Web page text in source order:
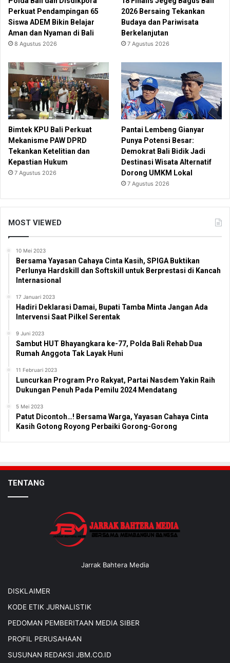
Perkuat Pendampingan 65
Siswa ADEM Bikin Belajar
Aman dan Nyaman di Bali
8 Agustus 2026
2026 Bersaing Tekankan
Budaya dan Pariwisata
Berkelanjutan
7 Agustus 2026
Bimtek KPU Bali Perkuat
Mekanisme PAW DPRD
Tekankan Ketelitian dan
Kepastian Hukum
7 Agustus 2026
Pantai Lembeng Gianyar
Punya Potensi Besar:
Demokrat Bali Bidik Jadi
Destinasi Wisata Alternatif
Dorong UMKM Lokal
7 Agustus 2026
MOST VIEWED
10 Mei 2023
Bersama Yayasan Cahaya Cinta Kasih, SPIGA Buktikan
Perlunya Hardskill dan Softskill untuk Berprestasi di Kancah
Internasional
17 Januari 2023
Hadiri Deklarasi Damai, Bupati Tamba Minta Jangan Ada
Intervensi Saat Pilkel Serentak
9 Juni 2023
Sambut HUT Bhayangkara ke-77, Polda Bali Rehab Dua
Rumah Anggota Tak Layak Huni
11 Februari 2023
Luncurkan Program Pro Rakyat, Partai Nasdem Yakin Raih
Dukungan Penuh Pada Pemilu 2024 Mendatang
5 Mei 2023
Patut Dicontoh…! Bersama Warga, Yayasan Cahaya Cinta
Kasih Gotong Royong Perbaiki Gorong-Gorong
TENTANG
Jarrak Bahtera Media
DISKLAIMER
KODE ETIK JURNALISTIK
PEDOMAN PEMBERITAAN MEDIA SIBER
PROFIL PERUSAHAAN
SUSUNAN REDAKSI JBM.CO.ID